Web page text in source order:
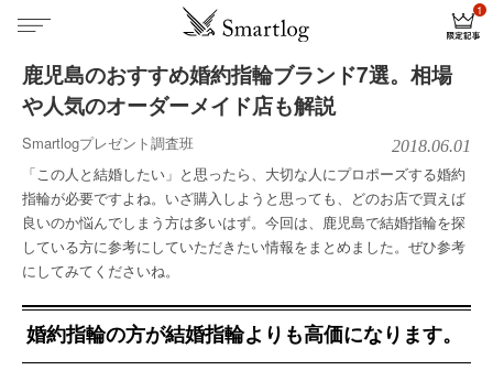
鹿児島のおすすめ婚約指輪ブランド7選。相場
や人気のオーダーメイド店も解説
Smartlogプレゼント調査班 2018.06.01
「この人と結婚したい」と思ったら、大切な人にプロポーズする婚約
指輪が必要ですよね。いざ購入しようと思っても、どのお店で買えば
良いのか悩んでしまう方は多いはず。今回は、鹿児島で結婚指輪を探
している方に参考にしていただきたい情報をまとめました。ぜひ参考
にしてみてくださいね。
婚約指輪の方が結婚指輪よりも高価になります。